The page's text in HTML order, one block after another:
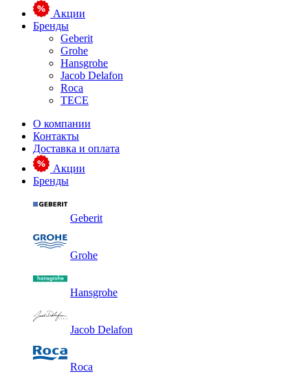
Акции
Бренды
Geberit
Grohe
Hansgrohe
Jacob Delafon
Roca
TECE
О компании
Контакты
Доставка и оплата
Акции
Бренды
Geberit
Grohe
Hansgrohe
Jacob Delafon
Roca